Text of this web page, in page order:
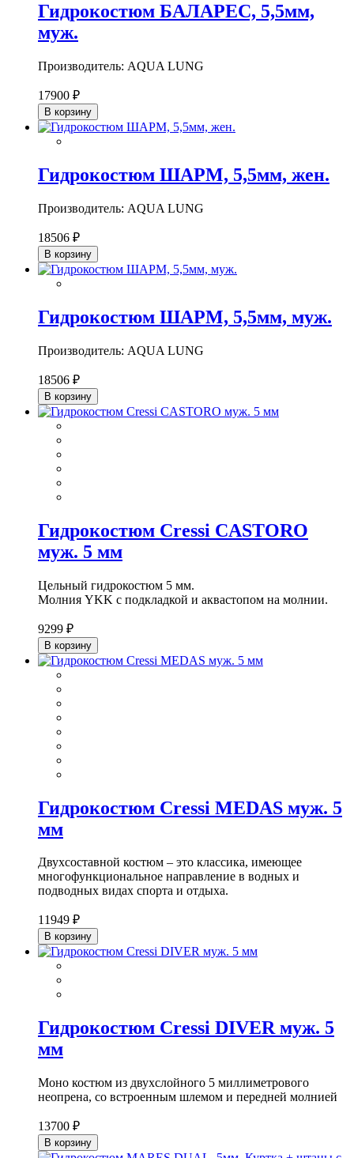
Гидрокостюм БАЛАРЕС, 5,5мм,
муж.
Производитель: AQUA LUNG
17900 ₽
В корзину
Гидрокостюм ШАРМ, 5,5мм, жен.
Производитель: AQUA LUNG
18506 ₽
В корзину
Гидрокостюм ШАРМ, 5,5мм, муж.
Производитель: AQUA LUNG
18506 ₽
В корзину
Гидрокостюм Cressi CASTORO
муж. 5 мм
Цельный гидрокостюм 5 мм.
Молния YKK с подкладкой и аквастопом на молнии.
9299 ₽
В корзину
Гидрокостюм Cressi MEDAS муж. 5
мм
Двухсоставной костюм – это классика, имеющее
многофункциональное направление в водных и
подводных видах спорта и отдыха.
11949 ₽
В корзину
Гидрокостюм Cressi DIVER муж. 5
мм
Моно костюм из двухслойного 5 миллиметрового
неопрена, со встроенным шлемом и передней молнией
13700 ₽
В корзину